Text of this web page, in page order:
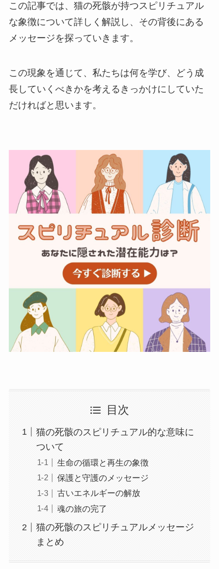
この記事では、猫の死骸が持つスピリチュアル
な象徴について詳しく解説し、その背後にある
メッセージを探っていきます。
この現象を通じて、私たちは何を学び、どう成
長していくべきかを考えるきっかけにしていた
だければと思います。
目次
猫の死骸のスピリチュアル的な意味に
ついて
生命の循環と再生の象徴
保護と守護のメッセージ
古いエネルギーの解放
魂の旅の完了
猫の死骸のスピリチュアルメッセージ
まとめ